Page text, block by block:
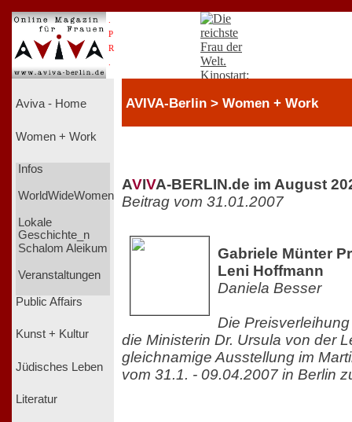
P
R
Aviva - Home
Women + Work
Infos
WorldWideWomen
Lokale
Geschichte_n
Schalom Aleikum
Veranstaltungen
Public Affairs
Kunst + Kultur
Jüdisches Leben
Literatur
AVIVA-Berlin > Women + Work
AVIVA-BERLIN.de im August
Beitrag vom 31.01.2007
Gabriele Münter
Leni Hoffmann
Daniela Besser
Die
die Ministerin Dr. Ursula von der
gleichnamige Ausstellung im
vom 31.1. - 09.04.2007 in Berlin